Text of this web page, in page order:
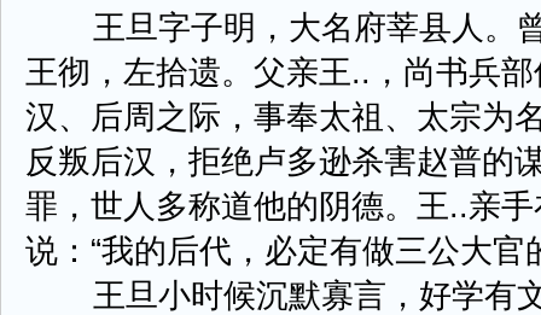
王旦字子明，大名府莘县人。
王彻，左拾遗。父亲王..，尚书兵
汉、后周之际，事奉太祖、太宗为
反叛后汉，拒绝卢多逊杀害赵普的
罪，世人多称道他的阴德。王..亲
说：“我的后代，必定有做三公大官
王旦小时候沉默寡言，好学有文